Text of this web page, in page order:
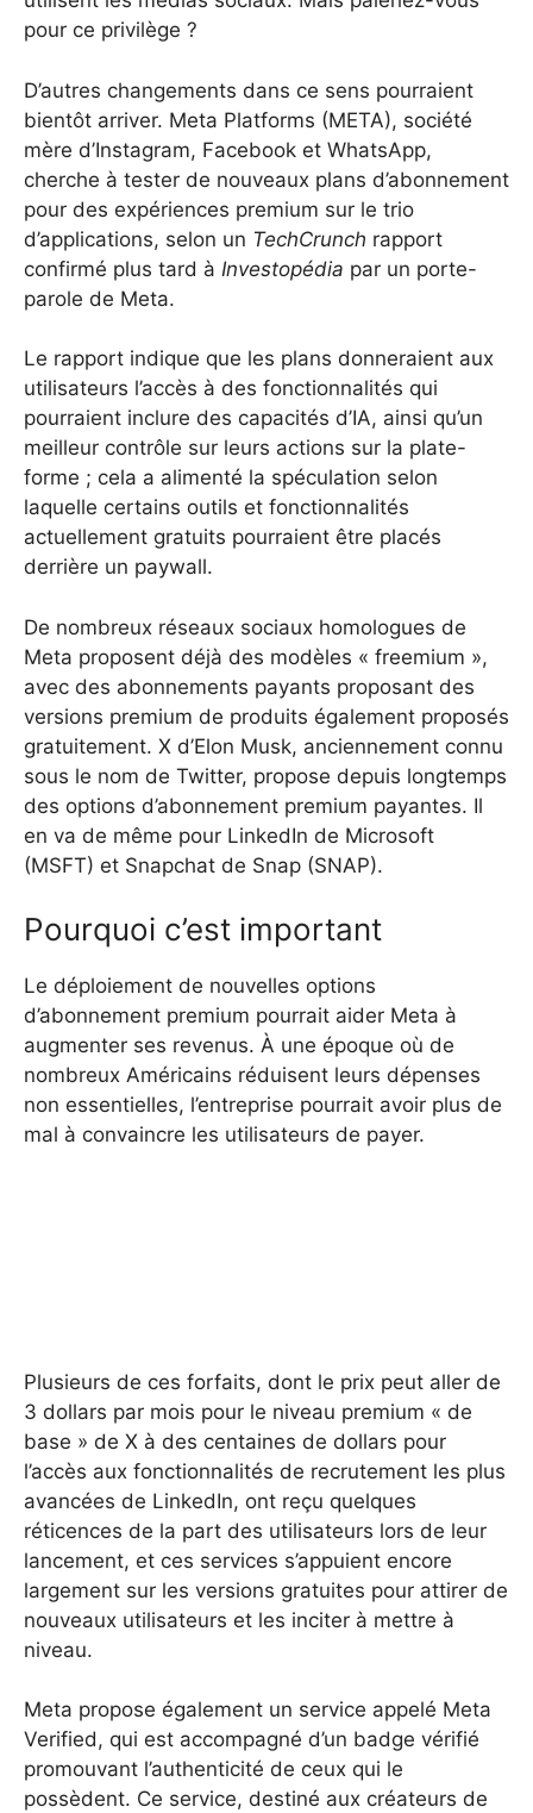
pour ce privilège ?
D’autres changements dans ce sens pourraient
bientôt arriver. Meta Platforms (META), société
mère d’Instagram, Facebook et WhatsApp,
cherche à tester de nouveaux plans d’abonnement
pour des expériences premium sur le trio
d’applications, selon un TechCrunch rapport
confirmé plus tard à Investopédia par un porte-
parole de Meta.
Le rapport indique que les plans donneraient aux
utilisateurs l’accès à des fonctionnalités qui
pourraient inclure des capacités d’IA, ainsi qu’un
meilleur contrôle sur leurs actions sur la plate-
forme ; cela a alimenté la spéculation selon
laquelle certains outils et fonctionnalités
actuellement gratuits pourraient être placés
derrière un paywall.
De nombreux réseaux sociaux homologues de
Meta proposent déjà des modèles « freemium »,
avec des abonnements payants proposant des
versions premium de produits également proposés
gratuitement. X d’Elon Musk, anciennement connu
sous le nom de Twitter, propose depuis longtemps
des options d’abonnement premium payantes. Il
en va de même pour LinkedIn de Microsoft
(MSFT) et Snapchat de Snap (SNAP).
Pourquoi c’est important
Le déploiement de nouvelles options
d’abonnement premium pourrait aider Meta à
augmenter ses revenus. À une époque où de
nombreux Américains réduisent leurs dépenses
non essentielles, l’entreprise pourrait avoir plus de
mal à convaincre les utilisateurs de payer.
Plusieurs de ces forfaits, dont le prix peut aller de
3 dollars par mois pour le niveau premium « de
base » de X à des centaines de dollars pour
l’accès aux fonctionnalités de recrutement les plus
avancées de LinkedIn, ont reçu quelques
réticences de la part des utilisateurs lors de leur
lancement, et ces services s’appuient encore
largement sur les versions gratuites pour attirer de
nouveaux utilisateurs et les inciter à mettre à
niveau.
Meta propose également un service appelé Meta
Verified, qui est accompagné d’un badge vérifié
promouvant l’authenticité de ceux qui le
possèdent. Ce service, destiné aux créateurs de